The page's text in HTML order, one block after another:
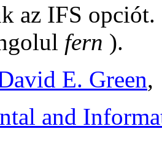
az IFS
fern ).
E. Green,
and